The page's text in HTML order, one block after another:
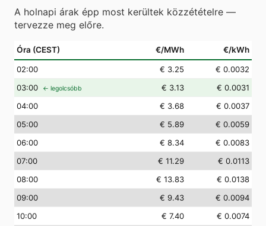
A holnapi árak épp most kerültek közzétételre —
tervezze meg előre.
Óra (CEST) €/MWh €/kWh
02:00 € 3.25
€ 0.0032
03:00 ← legolcsóbb € 3.13
€ 0.0031
04:00 € 3.68
€ 0.0037
05:00 € 5.89
€ 0.0059
06:00 € 8.34
€ 0.0083
07:00 € 11.29
€ 0.0113
08:00 € 13.83
€ 0.0138
09:00 € 9.43
€ 0.0094
10:00 € 7.40
€ 0.0074